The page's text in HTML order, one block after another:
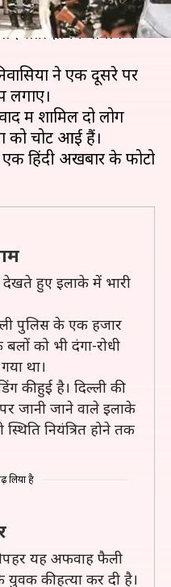
कुआं इलाके में स्कूटर
सांप्रदायिक तनाव में
ने एक दूसरे पर
लगाए।
में शामिल दो लोग
को चोटें आई हैं।
हिंदी अखबार के फोटो
हुए इलाके में भारी
पुलिस के एक हजार
को भी दंगा-रोधी
था।
की हुई है। दिल्ली की
जानी जाने वाले इलाके
नियंत्रित होने तक
लिया है
यह अफवाह फैली
युवक की हत्या कर दी है।